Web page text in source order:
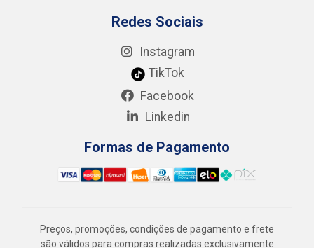
Redes Sociais
Instagram
TikTok
Facebook
Linkedin
Formas de Pagamento
Preços, promoções, condições de pagamento e frete
são válidos para compras realizadas exclusivamente